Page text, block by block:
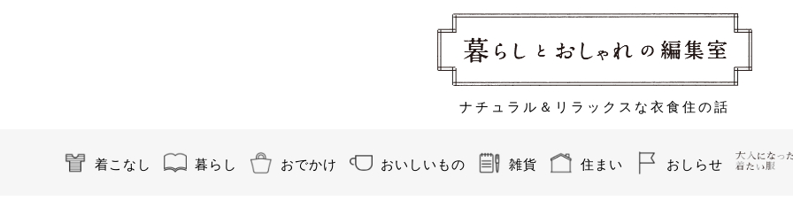
ナチュラル＆リラックスな衣食住の話
着こなし 暮らし おでかけ おいしいもの 雑貨 住まい おしらせ